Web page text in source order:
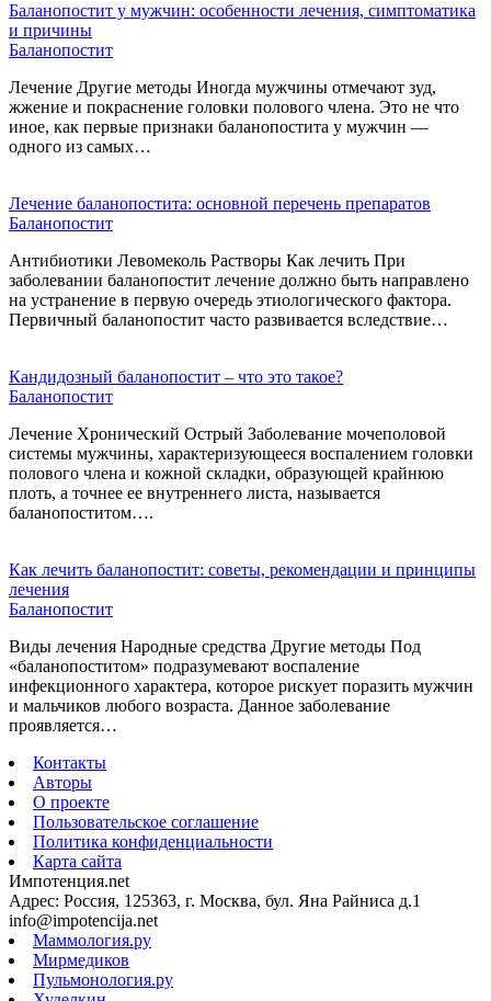
Баланопостит у мужчин: особенности лечения, симптоматика
и причины
Баланопостит
Лечение Другие методы Иногда мужчины отмечают зуд,
жжение и покраснение головки полового члена. Это не что
иное, как первые признаки баланопостита у мужчин —
одного из самых…
Лечение баланопостита: основной перечень препаратов
Баланопостит
Антибиотики Левомеколь Растворы Как лечить При
заболевании баланопостит лечение должно быть направлено
на устранение в первую очередь этиологического фактора.
Первичный баланопостит часто развивается вследствие…
Кандидозный баланопостит – что это такое?
Баланопостит
Лечение Хронический Острый Заболевание мочеполовой
системы мужчины, характеризующееся воспалением головки
полового члена и кожной складки, образующей крайнюю
плоть, а точнее ее внутреннего листа, называется
баланопоститом….
Как лечить баланопостит: советы, рекомендации и принципы
лечения
Баланопостит
Виды лечения Народные средства Другие методы Под
«баланопоститом» подразумевают воспаление
инфекционного характера, которое рискует поразить мужчин
и мальчиков любого возраста. Данное заболевание
проявляется…
Контакты
Авторы
О проекте
Пользовательское соглашение
Политика конфиденциальности
Карта сайта
Импотенция.net
Адрес: Россия, 125363, г. Москва, бул. Яна Райниса д.1
info@impotencija.net
Маммология.ру
Мирмедиков
Пульмонология.ру